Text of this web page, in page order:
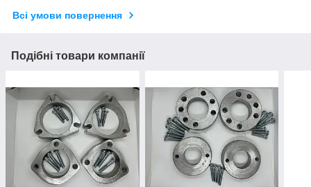
Всі умови повернення
Подібні товари компанії